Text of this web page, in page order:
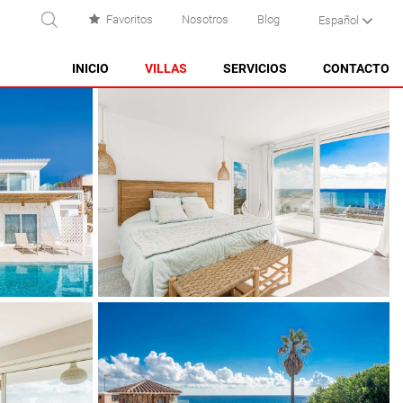
Favoritos Nosotros Blog Español
INICIO VILLAS
ES GRAU
MAHÓN
NA MACARET
PUNTA PRIMA - SON GANXO
SANT LLUÍS
SON BOU
SERVICIOS CONTACTO